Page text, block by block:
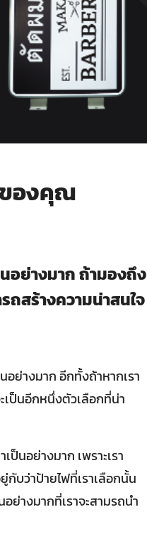
ของคุณ
อย่างมาก ถ้ามองถึง
ถสร้างความน่าสนใจ
ย่างมาก อีกทั้งถ้าหากเรา
เป็นอีกหนึ่งตัวเลือกที่น่า
นอย่างมาก เพราะเรา
บว่าป้ายไฟที่เราเลือกนั้น
ย่างมากที่เราจะสามรถนำ